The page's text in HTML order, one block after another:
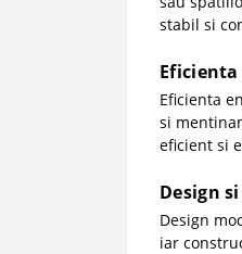
stabil si
Eficienta
si
eficient si
Design
Design
iar